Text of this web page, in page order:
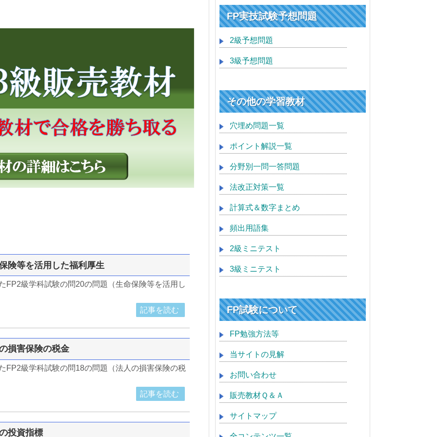
険等を活用した福利厚生
FP2級学科試験の問20の問題（生命保険等を活用し
記事を読む
損害保険の税金
FP2級学科試験の問18の問題（法人の損害保険の税
記事を読む
投資指標
FP実技試験予想問題
2級予想問題
3級予想問題
その他の学習教材
穴埋め問題一覧
ポイント解説一覧
分野別一問一答問題
法改正対策一覧
計算式＆数字まとめ
頻出用語集
2級ミニテスト
3級ミニテスト
FP試験について
FP勉強方法等
当サイトの見解
お問い合わせ
販売教材Ｑ＆Ａ
サイトマップ